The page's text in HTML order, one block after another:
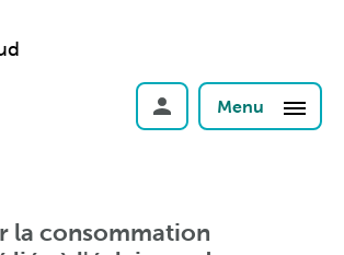
Menu
la consommation